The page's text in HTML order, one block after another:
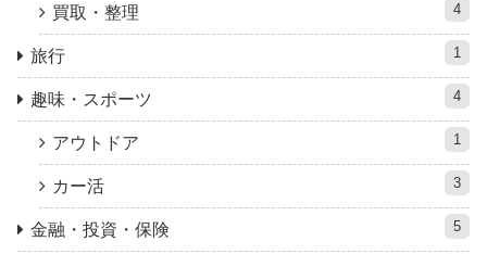
買取・整理 4
旅行 1
趣味・スポーツ 4
アウトドア 1
カー活 3
金融・投資・保険 5